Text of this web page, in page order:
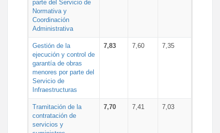
parte del Servicio de
Normativa y
Coordinación
Administrativa
Gestión de la
ejecución y control de
garantía de obras
menores por parte del
Servicio de
Infraestructuras
7,83 7,60 7,35
Tramitación de la
contratación de
servicios y
7,70 7,41 7,03